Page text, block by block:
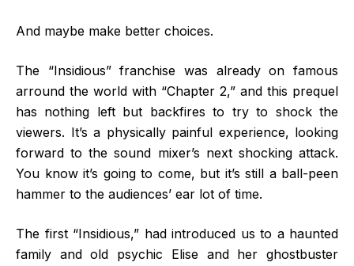
And maybe make better choices.
The “Insidious” franchise was already on famous
arround the world with “Chapter 2,” and this prequel
has nothing left but backfires to try to shock the
viewers. It’s a physically painful experience, looking
forward to the sound mixer’s next shocking attack.
You know it’s going to come, but it’s still a ball-peen
hammer to the audiences’ ear lot of time.
The first “Insidious,” had introduced us to a haunted
family and old psychic Elise and her ghostbuster